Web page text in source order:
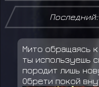
Последний:
Мито обращаясь
ты используешь
породит лишь
Обрети покой